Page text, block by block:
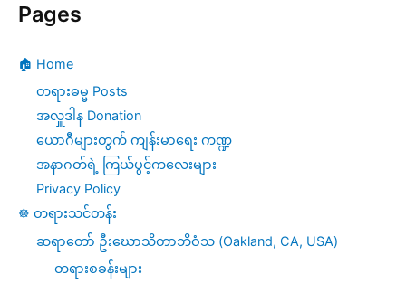
Pages
🏠 Home
တရားဓမ္မ Posts
အလှူဒါန Donation
ယောဂီများတွက် ကျန်းမာရေး ကဏ္ဍ
အနာဂတ်ရဲ့ ကြယ်ပွင့်ကလေးများ
Privacy Policy
☸️ တရားသင်တန်း
ဆရာတော် ဦးဃောသိတာဘိဝံသ (Oakland, CA, USA)
တရားစခန်းများ